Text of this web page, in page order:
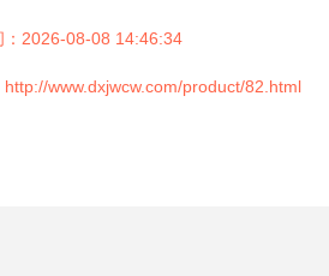
：2026-08-08 14:46:34
www.dxjwcw.com/product/82.html